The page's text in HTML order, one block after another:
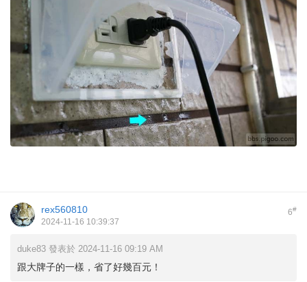
6#
rex560810
2024-11-16 10:39:37
duke83 發表於 2024-11-16 09:19 AM
跟大牌子的一樣，省了好幾百元！